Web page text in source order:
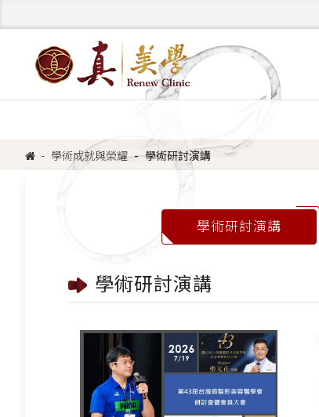
學術成就與榮耀 學術研討演講
學術研討演講
學術研討演講